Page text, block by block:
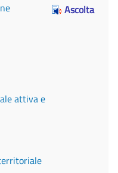
Ascolta
attiva e